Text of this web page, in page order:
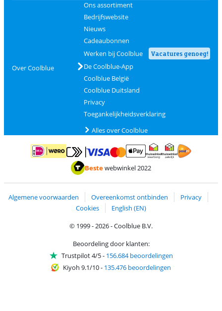
Over Coolblue
Ons assortiment
Bedrijfswebsite
Nieuws
Cadeaubonnen
Werken bij Coolblue
Vacatures genoeg!
De Coolblue-App
Coolblue België
Coolblue Duitsland
Privacy
Toegankelijkheidsverklaring
Alles over Coolblue
Betalen met iDEAL | WeroBetalen met MasterCard en Visa via ClickToPay
Betalen met ApplePay
Thuiswinkel waarborg
Bestewebwinkel 2022
Algemene voorwaarden Overeenkomst ontbinden
Privacy
Cookies
English (EN)
© 1999 - 2026 - Coolblue B.V.
Beoordeling door klanten:
Trustpilot 4/5- 156.684 beoordelingen
Kiyoh 9.1/10- 135.476 beoordelingen